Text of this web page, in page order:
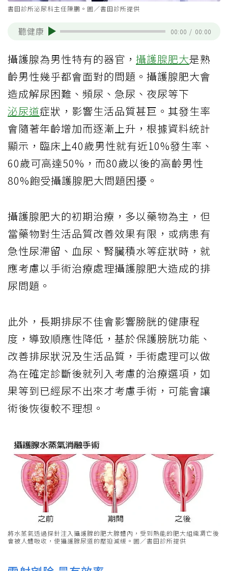
書田診所泌尿科主任陳鵬。圖／書田診所提供
聽健康 00:00 / 00:00
攝護腺為男性特有的器官， 攝護腺肥大是熟
齡男性幾乎都會面對的問題。攝護腺肥大會
造成解尿困難、頻尿、急尿、夜尿等下
泌尿道症狀，影響生活品質甚巨。其發生率
會隨著年齡增加而逐漸上升，根據資料統計
顯示，臨床上40歲男性就有近10%發生率、
60歲可高達50%，而80歲以後的高齡男性
80%飽受攝護腺肥大問題困擾。
攝護腺肥大的初期治療，多以藥物為主，但
當藥物對生活品質改善效果有限，或病患有
急性尿滯留、血尿、腎臟積水等症狀時，就
應考慮以手術治療處理攝護腺肥大造成的排
尿問題。
此外，長期排尿不佳會影響膀胱的健康程
度，導致順應性降低，基於保護膀胱功能、
改善排尿狀況及生活品質，手術處理可以做
為在確定診斷後就列入考慮的治療選項，如
果等到已經尿不出來才考慮手術，可能會讓
術後恢復較不理想。
將水蒸氣透過探針注入攝護腺的肥大腺體內，受到熱能的肥大組織凋亡後
會被人體吸收，使攝護腺尿道的壓迫減緩。圖／書田診所提供